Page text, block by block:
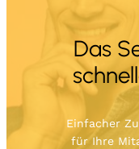
Das
Einfacher
für Ihre